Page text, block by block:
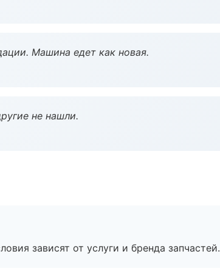
Машина едет как новая.
не нашли.
зависят от услуги и бренда запчастей.